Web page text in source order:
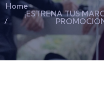
Home
¡ESTRENA TUS